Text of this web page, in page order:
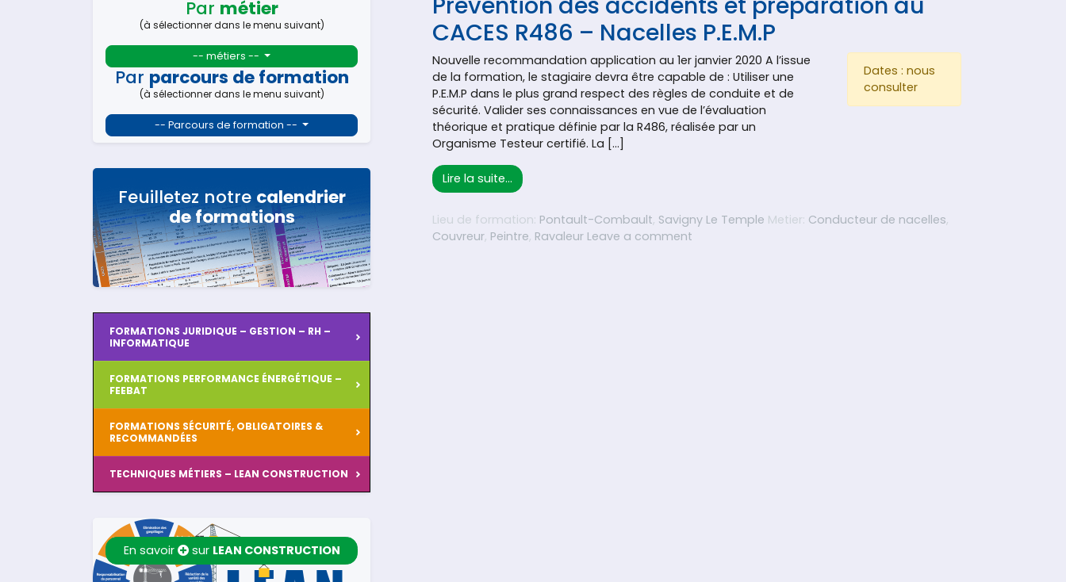
Par métier
(à sélectionner dans le menu suivant)
-- métiers --
Par parcours de formation
(à sélectionner dans le menu suivant)
-- Parcours de formation --
Feuilletez notre calendrier
de formations
FORMATIONS JURIDIQUE – GESTION – RH –
INFORMATIQUE
FORMATIONS PERFORMANCE ÉNERGÉTIQUE –
FEEBAT
FORMATIONS SÉCURITÉ, OBLIGATOIRES &
RECOMMANDÉES
TECHNIQUES MÉTIERS – LEAN CONSTRUCTION
En savoir sur LEAN CONSTRUCTION
CACES R486 – Nacelles P.E.M.P
Nouvelle recommandation application au 1er janvier 2020 A l’issue
de la formation, le stagiaire devra être capable de : Utiliser une
P.E.M.P dans le plus grand respect des règles de conduite et de
sécurité. Valider ses connaissances en vue de l’évaluation
théorique et pratique définie par la R486, réalisée par un
Organisme Testeur certifié. La […]
Lire la suite… from Prévention des accidents et préparation au CACES R486 – Nacelles P.E.M.P
Dates : nous
consulter
Lieu de formation: Pontault-Combault, Savigny Le Temple Metier: Conducteur de nacelles,
Couvreur, Peintre, Ravaleur Leave a comment